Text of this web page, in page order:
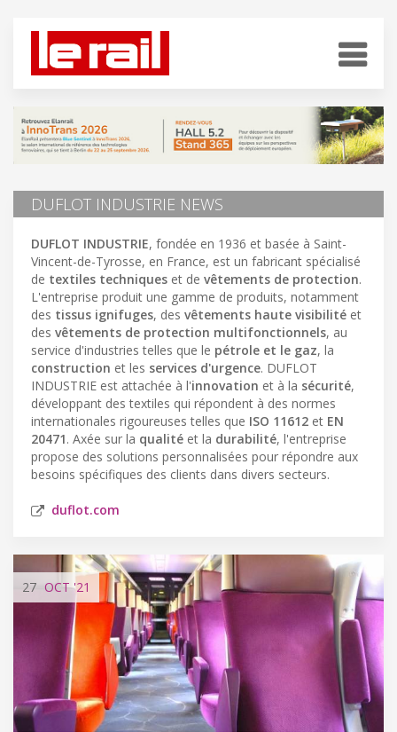
DUFLOT INDUSTRIE NEWS
DUFLOT INDUSTRIE, fondée en 1936 et basée à Saint-
Vincent-de-Tyrosse, en France, est un fabricant spécialisé
de textiles techniques et de vêtements de protection.
L'entreprise produit une gamme de produits, notamment
des tissus ignifuges, des vêtements haute visibilité et
des vêtements de protection multifonctionnels, au
service d'industries telles que le pétrole et le gaz, la
construction et les services d'urgence. DUFLOT
INDUSTRIE est attachée à l'innovation et à la sécurité,
développant des textiles qui répondent à des normes
internationales rigoureuses telles que ISO 11612 et EN
20471. Axée sur la qualité et la durabilité, l'entreprise
propose des solutions personnalisées pour répondre aux
besoins spécifiques des clients dans divers secteurs.
duflot.com
27 OCT'21